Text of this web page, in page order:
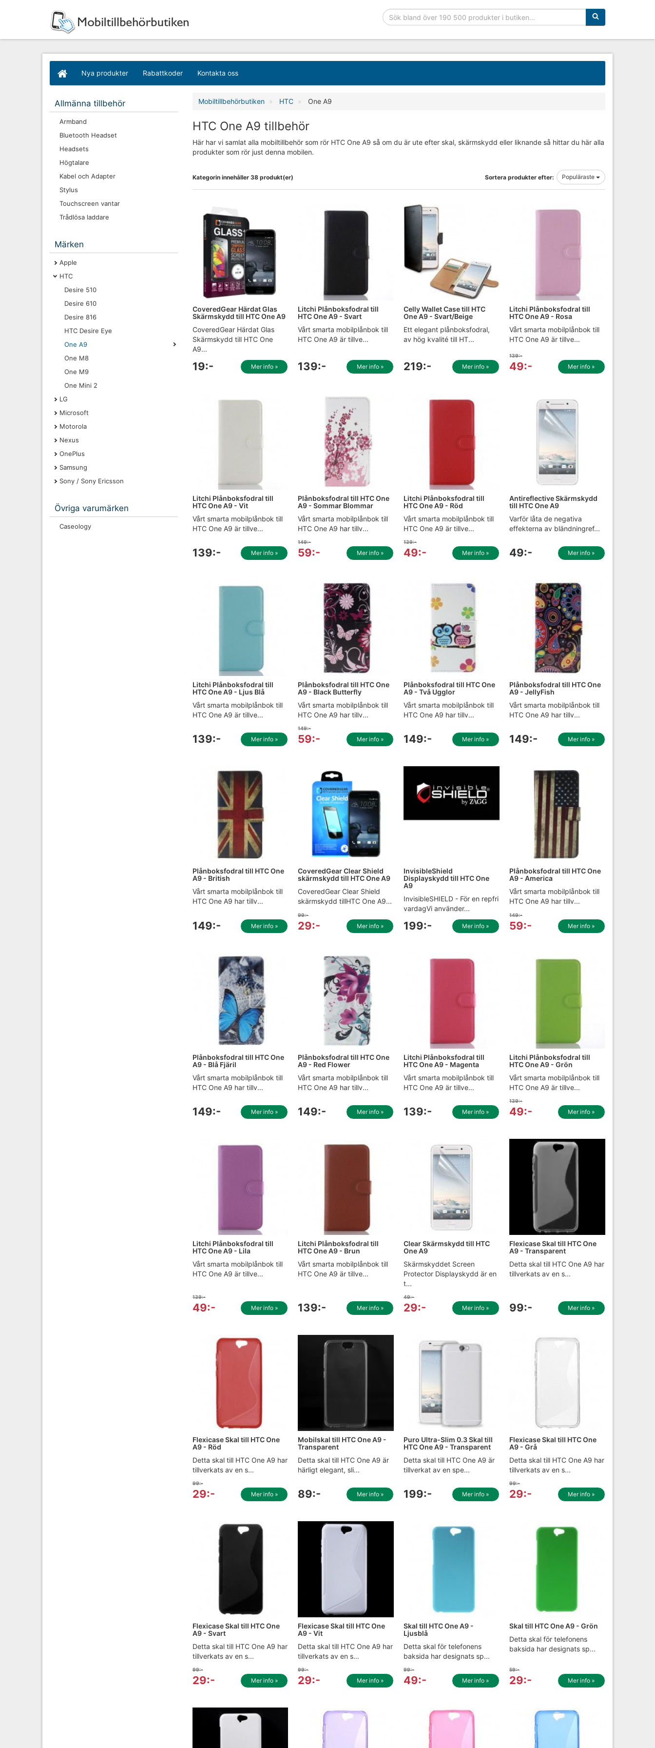
Sökfras:
Nya produkter Rabattkoder Kontakta oss
Allmänna tillbehör
Armband
Bluetooth Headset
Headsets
Högtalare
Kabel och Adapter
Stylus
Touchscreen vantar
Trådlösa laddare
Märken
Apple
HTC
Desire 510
Desire 610
Desire 816
HTC Desire Eye
One A9
One M8
One M9
One Mini 2
LG
Microsoft
Motorola
Nexus
OnePlus
Samsung
Sony / Sony Ericsson
Övriga varumärken
Caseology
Mobiltillbehörbutiken HTC One A9
HTC One A9 tillbehör
Här har vi samlat alla mobiltillbehör som rör HTC One A9 så om du är ute efter skal, skärmskydd eller liknande så hittar du här alla
produkter som rör just denna mobilen.
Kategorin innehåller 38 produkt(er) Sortera produkter efter: Populäraste
CoveredGear Härdat Glas
Skärmskydd till HTC One A9
CoveredGear Härdat Glas
Skärmskydd till HTC One
A9...
19:- Mer info »
Litchi Plånboksfodral till
HTC One A9 - Svart
Vårt smarta mobilplånbok till
HTC One A9 är tillve...
139:- Mer info »
Celly Wallet Case till HTC
One A9 - Svart/Beige
Ett elegant plånboksfodral,
av hög kvalité till HT...
219:- Mer info »
Litchi Plånboksfodral till
HTC One A9 - Rosa
Vårt smarta mobilplånbok till
HTC One A9 är tillve...
139:-
49:- Mer info »
Litchi Plånboksfodral till
HTC One A9 - Vit
Vårt smarta mobilplånbok till
HTC One A9 är tillve...
139:- Mer info »
Plånboksfodral till HTC One
A9 - Sommar Blommar
Vårt smarta mobilplånbok till
HTC One A9 har tillv...
149:-
59:- Mer info »
Litchi Plånboksfodral till
HTC One A9 - Röd
Vårt smarta mobilplånbok till
HTC One A9 är tillve...
139:-
49:- Mer info »
Antireflective Skärmskydd
till HTC One A9
Varför låta de negativa
effekterna av bländningref...
49:- Mer info »
Litchi Plånboksfodral till
HTC One A9 - Ljus Blå
Vårt smarta mobilplånbok till
HTC One A9 är tillve...
139:- Mer info »
Plånboksfodral till HTC One
A9 - Black Butterfly
Vårt smarta mobilplånbok till
HTC One A9 har tillv...
149:-
59:- Mer info »
Plånboksfodral till HTC One
A9 - Två Ugglor
Vårt smarta mobilplånbok till
HTC One A9 har tillv...
149:- Mer info »
Plånboksfodral till HTC One
A9 - JellyFish
Vårt smarta mobilplånbok till
HTC One A9 har tillv...
149:- Mer info »
Plånboksfodral till HTC One
A9 - British
Vårt smarta mobilplånbok till
HTC One A9 har tillv...
149:- Mer info »
CoveredGear Clear Shield
skärmskydd till HTC One A9
CoveredGear Clear Shield
skärmskydd tillHTC One A9...
99:-
29:- Mer info »
InvisibleShield
Displayskydd till HTC One
A9
InvisibleSHIELD - För en repfri
vardagVi använder...
199:- Mer info »
Plånboksfodral till HTC One
A9 - America
Vårt smarta mobilplånbok till
HTC One A9 har tillv...
149:-
59:- Mer info »
Plånboksfodral till HTC One
A9 - Blå Fjäril
Vårt smarta mobilplånbok till
HTC One A9 har tillv...
149:- Mer info »
Plånboksfodral till HTC One
A9 - Red Flower
Vårt smarta mobilplånbok till
HTC One A9 har tillv...
149:- Mer info »
Litchi Plånboksfodral till
HTC One A9 - Magenta
Vårt smarta mobilplånbok till
HTC One A9 är tillve...
139:- Mer info »
Litchi Plånboksfodral till
HTC One A9 - Grön
Vårt smarta mobilplånbok till
HTC One A9 är tillve...
139:-
49:- Mer info »
Litchi Plånboksfodral till
HTC One A9 - Lila
Vårt smarta mobilplånbok till
HTC One A9 är tillve...
139:-
49:- Mer info »
Litchi Plånboksfodral till
HTC One A9 - Brun
Vårt smarta mobilplånbok till
HTC One A9 är tillve...
139:- Mer info »
Clear Skärmskydd till HTC
One A9
Skärmskyddet Screen
Protector Displayskydd är en
t...
49:-
29:- Mer info »
Flexicase Skal till HTC One
A9 - Transparent
Detta skal till HTC One A9 har
tillverkats av en s...
99:- Mer info »
Flexicase Skal till HTC One
A9 - Röd
Detta skal till HTC One A9 har
tillverkats av en s...
99:-
29:- Mer info »
Mobilskal till HTC One A9 -
Transparent
Detta skal till HTC One A9 är
härligt elegant, sli...
89:- Mer info »
Puro Ultra-Slim 0.3 Skal till
HTC One A9 - Transparent
Detta skal till HTC One A9 är
tillverkat av en spe...
199:- Mer info »
Flexicase Skal till HTC One
A9 - Grå
Detta skal till HTC One A9 har
tillverkats av en s...
99:-
29:- Mer info »
Flexicase Skal till HTC One
A9 - Svart
Detta skal till HTC One A9 har
tillverkats av en s...
99:-
29:- Mer info »
Flexicase Skal till HTC One
A9 - Vit
Detta skal till HTC One A9 har
tillverkats av en s...
99:-
29:- Mer info »
Skal till HTC One A9 -
Ljusblå
Detta skal för telefonens
baksida har designats sp...
99:-
49:- Mer info »
Skal till HTC One A9 - Grön
Detta skal för telefonens
baksida har designats sp...
59:-
29:- Mer info »